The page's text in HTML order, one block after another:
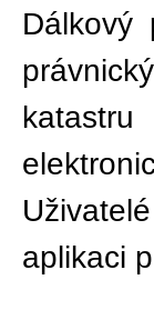
Dálkový
aplikaci